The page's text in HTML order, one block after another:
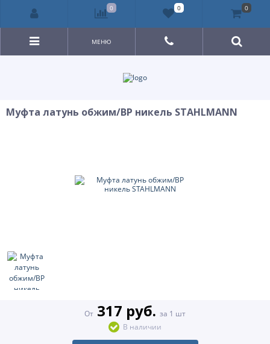
МЕНЮ
Муфта латунь обжим/ВР никель STAHLMANN
От 317 руб. за 1 шт
В наличии
0 0 0